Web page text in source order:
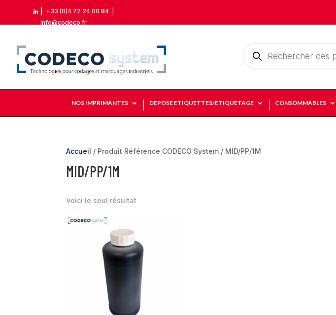
 +33 (0)4 72 24 00 84
info@codeco.fr
produits
NOS IMPRIMANTES DEPOSE ETIQUETTES/ETIQUETAGE CONSOMMABLES
Accueil / Produit Référence CODECO System / MID/PP/1M
MID/PP/1M
Voici le seul résultat